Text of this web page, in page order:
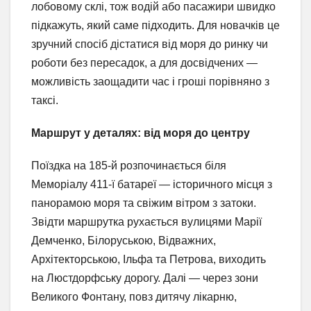
лобовому склі, тож водій або пасажири швидко
підкажуть, який саме підходить. Для новачків це
зручний спосіб дістатися від моря до ринку чи
роботи без пересадок, а для досвідчених —
можливість заощадити час і гроші порівняно з
таксі.
Маршрут у деталях: від моря до центру
Поїздка на 185-й розпочинається біля
Меморіалу 411-ї батареї — історичного місця з
панорамою моря та свіжим вітром з затоки.
Звідти маршрутка рухається вулицями Марії
Демченко, Білоруською, Відважних,
Архітекторською, Ільфа та Петрова, виходить
на Люстдорфську дорогу. Далі — через зони
Великого Фонтану, повз дитячу лікарню,